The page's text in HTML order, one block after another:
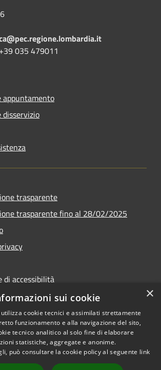
035 479011
appuntamento
disservizio
trasparente
trasparente fino al 28/02/2025
di accessibilità
Copyright © 2026 • Comune di
×
sui cookie
cookie tecnici e assimilati strettamente
funzionamento e alla navigazione del sito,
tecnico analitico al solo fine di elaborare
statistiche, aggregate e anonime.
può consultare la cookie policy al seguente link